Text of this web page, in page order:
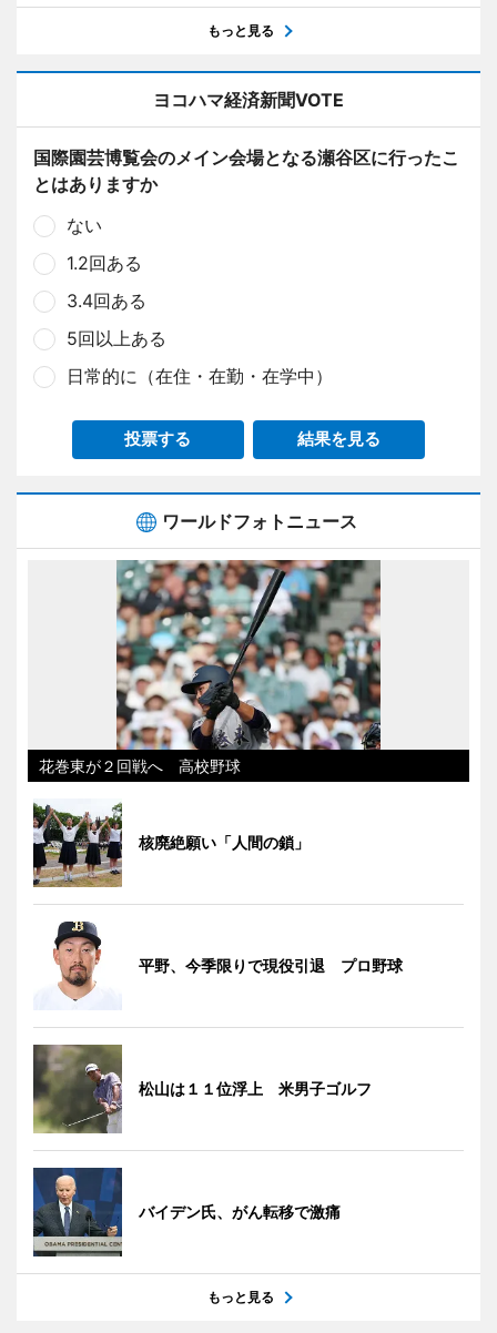
もっと見る
ヨコハマ経済新聞VOTE
国際園芸博覧会のメイン会場となる瀬谷区に行ったこ
とはありますか
ない
1.2回ある
3.4回ある
5回以上ある
日常的に（在住・在勤・在学中）
投票する 結果を見る
ワールドフォトニュース
花巻東が２回戦へ 高校野球
核廃絶願い「人間の鎖」
平野、今季限りで現役引退 プロ野球
松山は１１位浮上 米男子ゴルフ
バイデン氏、がん転移で激痛
もっと見る